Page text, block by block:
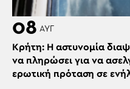
08 ΑΥΓ
Κρήτη: Η αστυνομία
να πληρώσει για να
ερωτική πρόταση σε